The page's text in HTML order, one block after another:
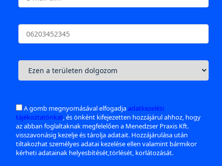
A gomb megnyomásával elfogadjaadatkezelési
tájékoztatónkat, és önként kifejezetten hozzájárul ahhoz, hogy
az abban foglaltaknak megfelelően a Menedzser Praxis Kft.
visszavonásig kezelje és tárolja adatait. Hozzájárulása után
tiltakozhat személyes adatai kezelése ellen valamint bármikor
kérheti adatainak helyesbítését,törlését, korlátozását.